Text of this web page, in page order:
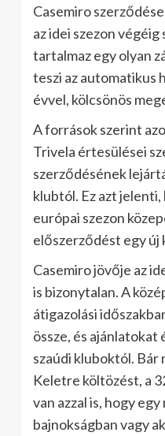
Casemiro
az idei szezon végéig
tartalmaz egy olyan
teszi az automatikus
évvel, kölcsönös
A források szerint
Trivela értesülései
szerződésének
klubtól. Ez azt jelenti,
európai szezon
előszerződést egy új
Casemiro jövője az
is bizonytalan. A
átigazolási
össze, és ajánlatokat
szaúdi kluboktól. Bár
Keletre költözést, a
van azzal is, hogy
bajnokságban vagy